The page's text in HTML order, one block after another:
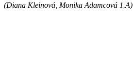
(Diana Kleinová, Monika Adamcová 1.A)